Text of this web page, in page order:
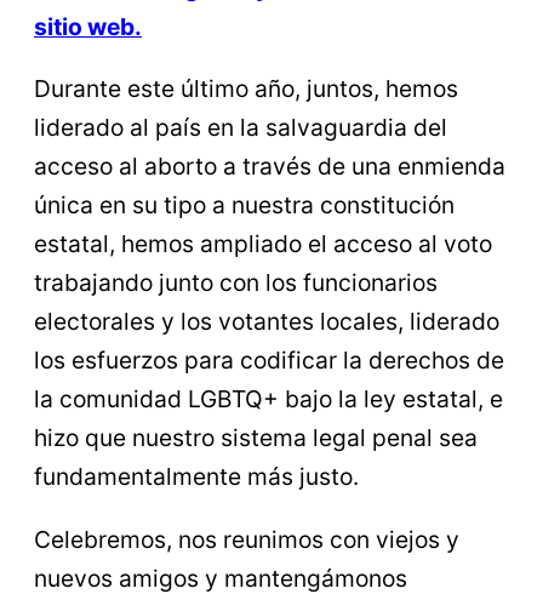
sitio web.
Durante este último año, juntos, hemos
liderado al país en la salvaguardia del
acceso al aborto a través de una enmienda
única en su tipo a nuestra constitución
estatal, hemos ampliado el acceso al voto
trabajando junto con los funcionarios
electorales y los votantes locales, liderado
los esfuerzos para codificar la derechos de
la comunidad LGBTQ+ bajo la ley estatal, e
hizo que nuestro sistema legal penal sea
fundamentalmente más justo.
Celebremos, nos reunimos con viejos y
nuevos amigos y mantengámonos